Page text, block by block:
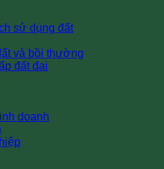
sử dụng đất
và bồi thường
đất đai
doanh